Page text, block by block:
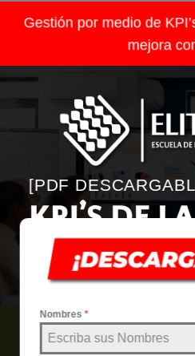
Gestión por medio de
mejora
[PDF
KPI’S DE
CHAIN Y
DESCARGAR PDF
Nombres*